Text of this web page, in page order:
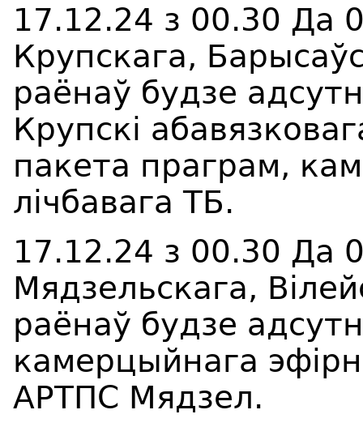
17.12.24 з 00.30 Да
Крупскага,
раёнаў будзе
Крупскі
пакета праграм,
лічбавага ТБ.
17.12.24 з 00.30 Да
Мядзельскага,
раёнаў будзе
камерцыйнага
АРТПС Мядзел.